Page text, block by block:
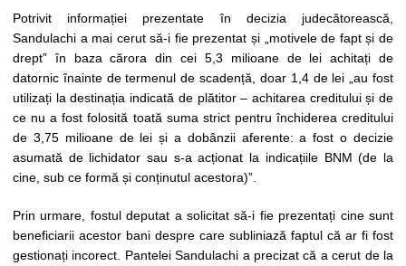
Potrivit informației prezentate în decizia judecătorească,
Sandulachi a mai cerut să-i fie prezentat și „motivele de fapt și de
drept” în baza cărora din cei 5,3 milioane de lei achitați de
datornic înainte de termenul de scadență, doar 1,4 de lei „au fost
utilizați la destinația indicată de plătitor – achitarea creditului și de
ce nu a fost folosită toată suma strict pentru închiderea creditului
de 3,75 milioane de lei și a dobânzii aferente: a fost o decizie
asumată de lichidator sau s-a acționat la indicațiile BNM (de la
cine, sub ce formă și conținutul acestora)”.
Prin urmare, fostul deputat a solicitat să-i fie prezentați cine sunt
beneficiarii acestor bani despre care subliniază faptul că ar fi fost
gestionați incorect. Pantelei Sandulachi a precizat că a cerut de la